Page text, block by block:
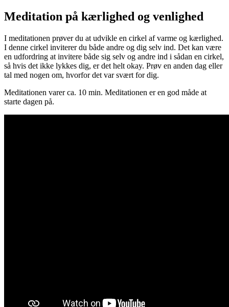
Meditation på kærlighed og venlighed
I meditationen prøver du at udvikle en cirkel af varme og kærlighed.
I denne cirkel inviterer du både andre og dig selv ind. Det kan være
en udfordring at invitere både sig selv og andre ind i sådan en cirkel,
så hvis det ikke lykkes dig, er det helt okay. Prøv en anden dag eller
tal med nogen om, hvorfor det var svært for dig.
Meditationen varer ca. 10 min. Meditationen er en god måde at
starte dagen på.